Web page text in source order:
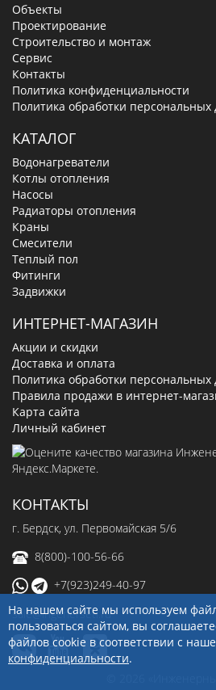
Объекты
Проектирование
Строительство и монтаж
Сервис
Контакты
Политика конфиденциальности
Политика обработки
КАТАЛОГ
Водонагреватели
Котлы отопления
Насосы
Радиаторы отопления
Краны
Смесители
Теплый пол
Фитинги
Задвижки
ИНТЕРНЕТ-МАГАЗИН
Акции и скидки
Доставка и оплата
Политика обработки
Правила продажи в интернет-
Карта сайта
Личный кабинет
КОНТАКТЫ
г. Бердск, ул. Первомайская 5/6
8(800)-100-56-66
+7(923)249-40-97
sale@ingenerseti.ru
На нашем сайте мы используем
пользоваться сайтом, вы
файлов cookie в соответствии с
конфиденциальности.